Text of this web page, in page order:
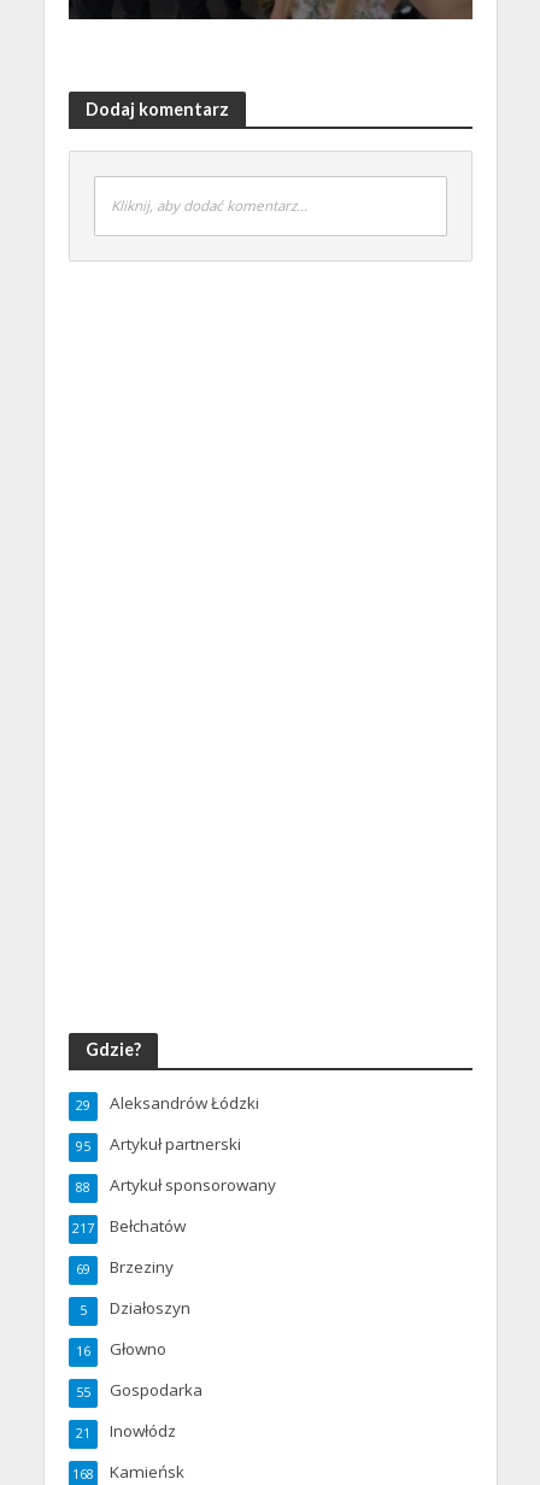
Dodaj komentarz
Kliknij, aby dodać komentarz...
Gdzie?
Aleksandrów Łódzki
29
Artykuł partnerski
95
Artykuł sponsorowany
88
Bełchatów
217
Brzeziny
69
Działoszyn
5
Głowno
16
Gospodarka
55
Inowłódz
21
Kamieńsk
168